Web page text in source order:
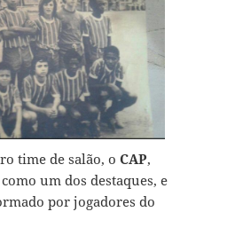
time de salão, o CAP,
um dos destaques, e
por jogadores do